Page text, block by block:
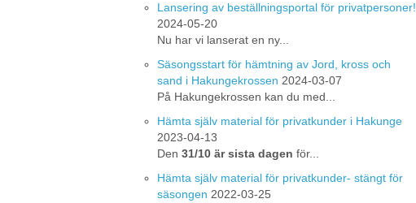
Lansering av beställningsportal för privatpersoner!
2024-05-20
Nu har vi lanserat en ny...
Säsongsstart för hämtning av Jord, kross och
sand i Hakungekrossen 2024-03-07
På Hakungekrossen kan du med...
Hämta själv material för privatkunder i Hakunge
2023-04-13
Den 31/10 är sista dagen för...
Hämta själv material för privatkunder- stängt för
säsongen 2022-03-25